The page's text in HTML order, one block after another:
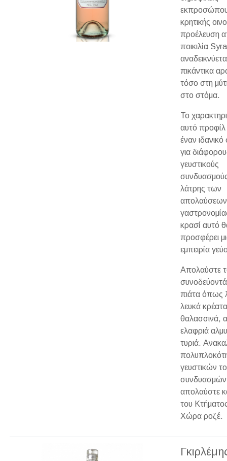
κρητικής
προέλευση
ποικιλία
πικάντικα
τόσο στη
στο στόμα.
Το
αυτό προφίλ
έναν
για
γευστικούς
λάτρης των
απολαύσεων
κρασί αυτό
προσφέρει
εμπειρία
Απολαύστε
πιάτα όπως
λευκά
θαλασσινά,
ελαφριά
τυριά.
γευστικών
συνδυασμών
απολαύστε
του
Χώρα ροζέ.